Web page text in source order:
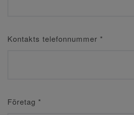
Kontakts telefonnummer *
Företag *